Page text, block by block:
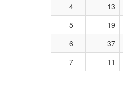
4
13
5
19
6
37
7
11